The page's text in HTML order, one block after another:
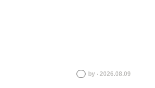
by ‧ 2026.08.09